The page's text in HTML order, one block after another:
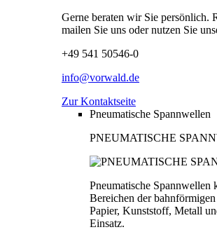
Gerne beraten wir Sie persönlich.
mailen Sie uns oder nutzen Sie
+49 541 50546-0
info@vorwald.de
Zur Kontaktseite
Pneumatische Spannwellen
PNEUMATISCHE
Pneumatische Spannwellen
Bereichen der
Papier, Kunststoff, Metall
Einsatz.